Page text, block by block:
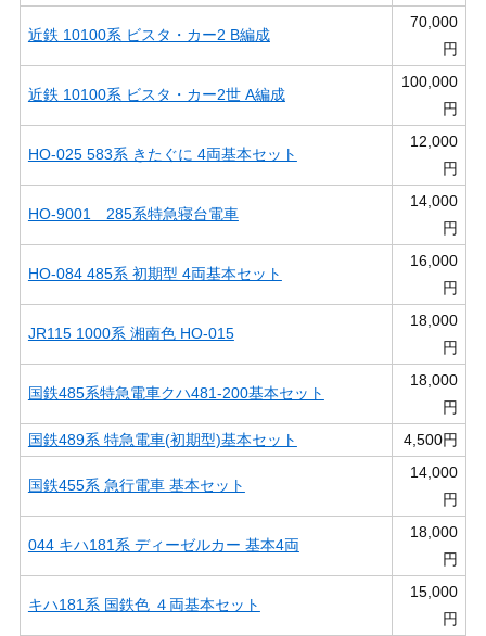
近鉄 10100系 ビスタ・カー2 B編成
70,000
円
近鉄 10100系 ビスタ・カー2世 A編成
100,000
円
HO-025 583系 きたぐに 4両基本セット
12,000
円
HO-9001 285系特急寝台電車
14,000
円
HO-084 485系 初期型 4両基本セット
16,000
円
JR115 1000系 湘南色 HO-015
18,000
円
国鉄485系特急電車クハ481-200基本セット
18,000
円
国鉄489系 特急電車(初期型)基本セット
4,500円
国鉄455系 急行電車 基本セット
14,000
円
044 キハ181系 ディーゼルカー 基本4両
18,000
円
キハ181系 国鉄色 ４両基本セット
15,000
円